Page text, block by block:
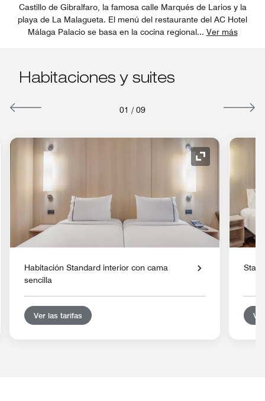
Castillo de Gibralfaro, la famosa calle Marqués de Larios y la
playa de La Malagueta. El menú del restaurante del AC Hotel
Málaga Palacio se basa en la cocina regional... Ver más
Habitaciones y suites
01 / 09
Icono de
Habitación Standard interior con cama
sencilla
Ver las tarifas